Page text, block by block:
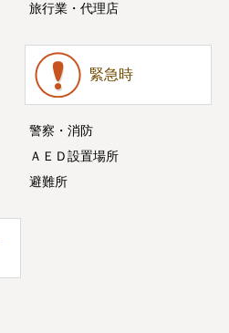
旅行業・代理店
緊急時
警察・消防
ＡＥＤ設置場所
避難所